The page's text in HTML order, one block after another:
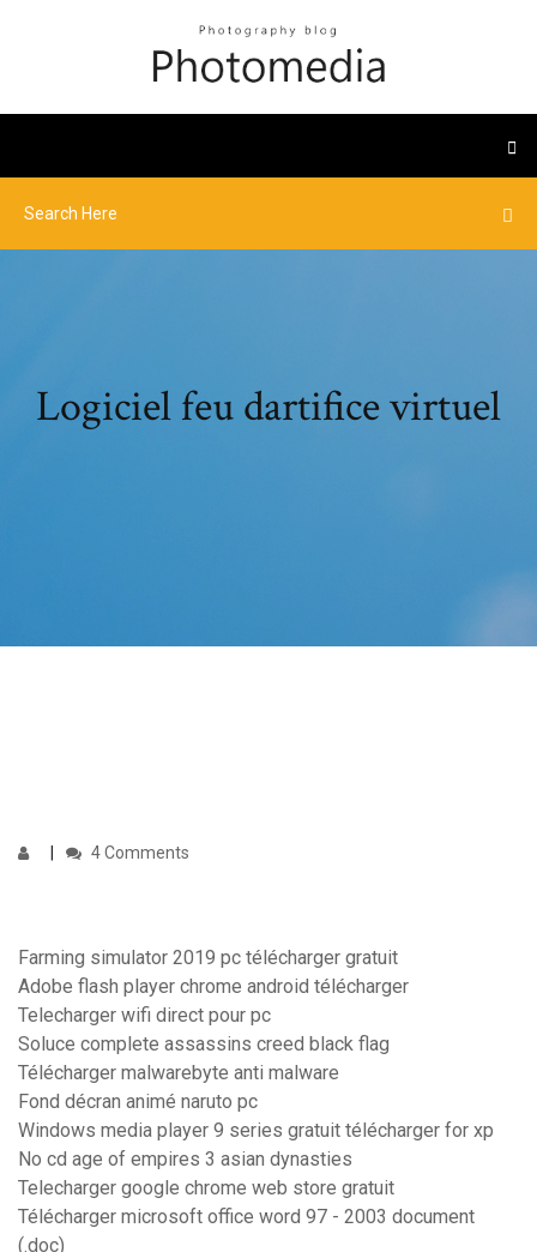
Logiciel feu dartifice virtuel
4 Comments
Farming simulator 2019 pc télécharger gratuit
Adobe flash player chrome android télécharger
Telecharger wifi direct pour pc
Soluce complete assassins creed black flag
Télécharger malwarebyte anti malware
Fond décran animé naruto pc
Windows media player 9 series gratuit télécharger for xp
No cd age of empires 3 asian dynasties
Telecharger google chrome web store gratuit
Télécharger microsoft office word 97 - 2003 document
(.doc)